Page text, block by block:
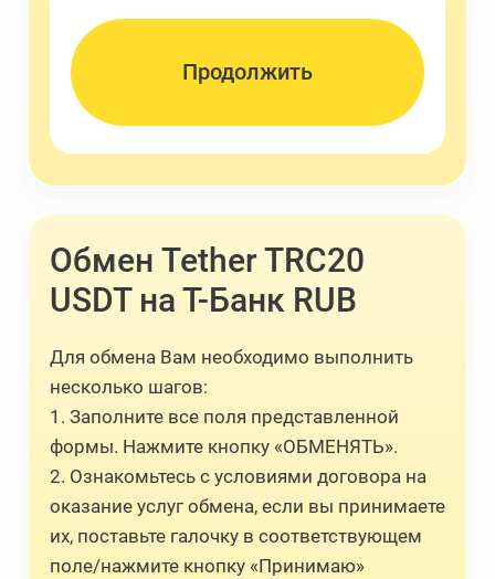
Обмен Tether TRC20
USDT на Т-Банк RUB
Для обмена Вам необходимо выполнить
несколько шагов:
1. Заполните все поля представленной
формы. Нажмите кнопку «ОБМЕНЯТЬ».
2. Ознакомьтесь с условиями договора на
оказание услуг обмена, если вы принимаете
их, поставьте галочку в соответствующем
поле/нажмите кнопку «Принимаю»